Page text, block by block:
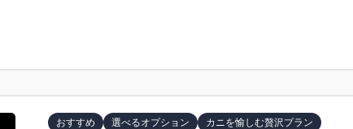
おすすめ 選べるオプション カニを愉しむ贅沢プラン